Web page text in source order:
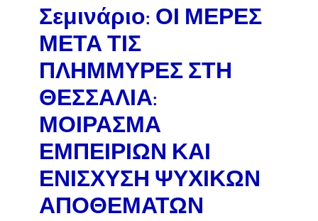
Εγκαταστάσεις
Υπηρεσίες
Σεμινάρια
Άρθρα
Σεμινάριο: ΟΙ ΜΕΡΕΣ
ΜΕΤΑ ΤΙΣ
ΠΛΗΜΜΥΡΕΣ ΣΤΗ
ΘΕΣΣΑΛΙΑ:
ΜΟΙΡΑΣΜΑ
ΕΜΠΕΙΡΙΩΝ ΚΑΙ
ΕΝΙΣΧΥΣΗ ΨΥΧΙΚΩΝ
ΑΠΟΘΕΜΑΤΩΝ